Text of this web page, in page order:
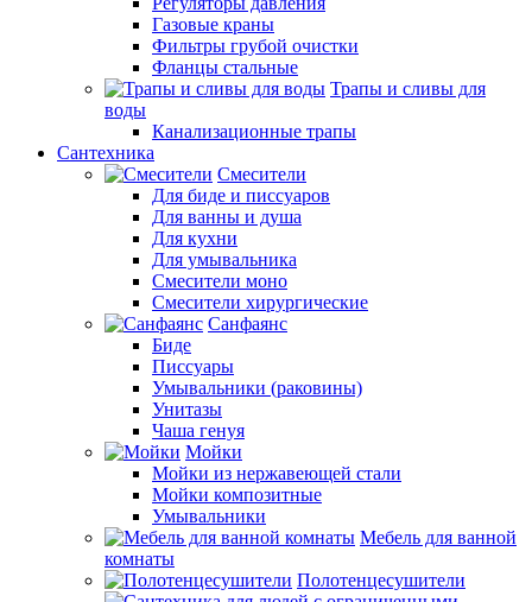
Газовые краны
Фильтры грубой очистки
Фланцы стальные
Трапы и сливы для
воды
Канализационные трапы
Сантехника
Смесители
Для биде и писсуаров
Для ванны и душа
Для кухни
Для умывальника
Смесители моно
Смесители хирургические
Санфаянс
Биде
Писсуары
Умывальники (раковины)
Унитазы
Чаша генуя
Мойки
Мойки из нержавеющей стали
Мойки композитные
Умывальники
Мебель для ванной
комнаты
Полотенцесушители